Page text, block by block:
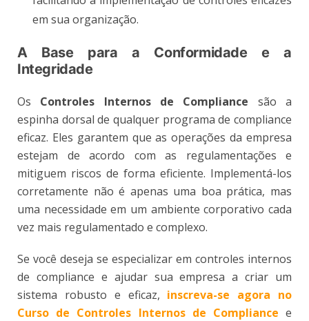
em sua organização​.
A Base para a Conformidade e a
Integridade
Os Controles Internos de Compliance são a
espinha dorsal de qualquer programa de compliance
eficaz. Eles garantem que as operações da empresa
estejam de acordo com as regulamentações e
mitiguem riscos de forma eficiente. Implementá-los
corretamente não é apenas uma boa prática, mas
uma necessidade em um ambiente corporativo cada
vez mais regulamentado e complexo.
Se você deseja se especializar em controles internos
de compliance e ajudar sua empresa a criar um
sistema robusto e eficaz, inscreva-se agora no
Curso de Controles Internos de Compliance e